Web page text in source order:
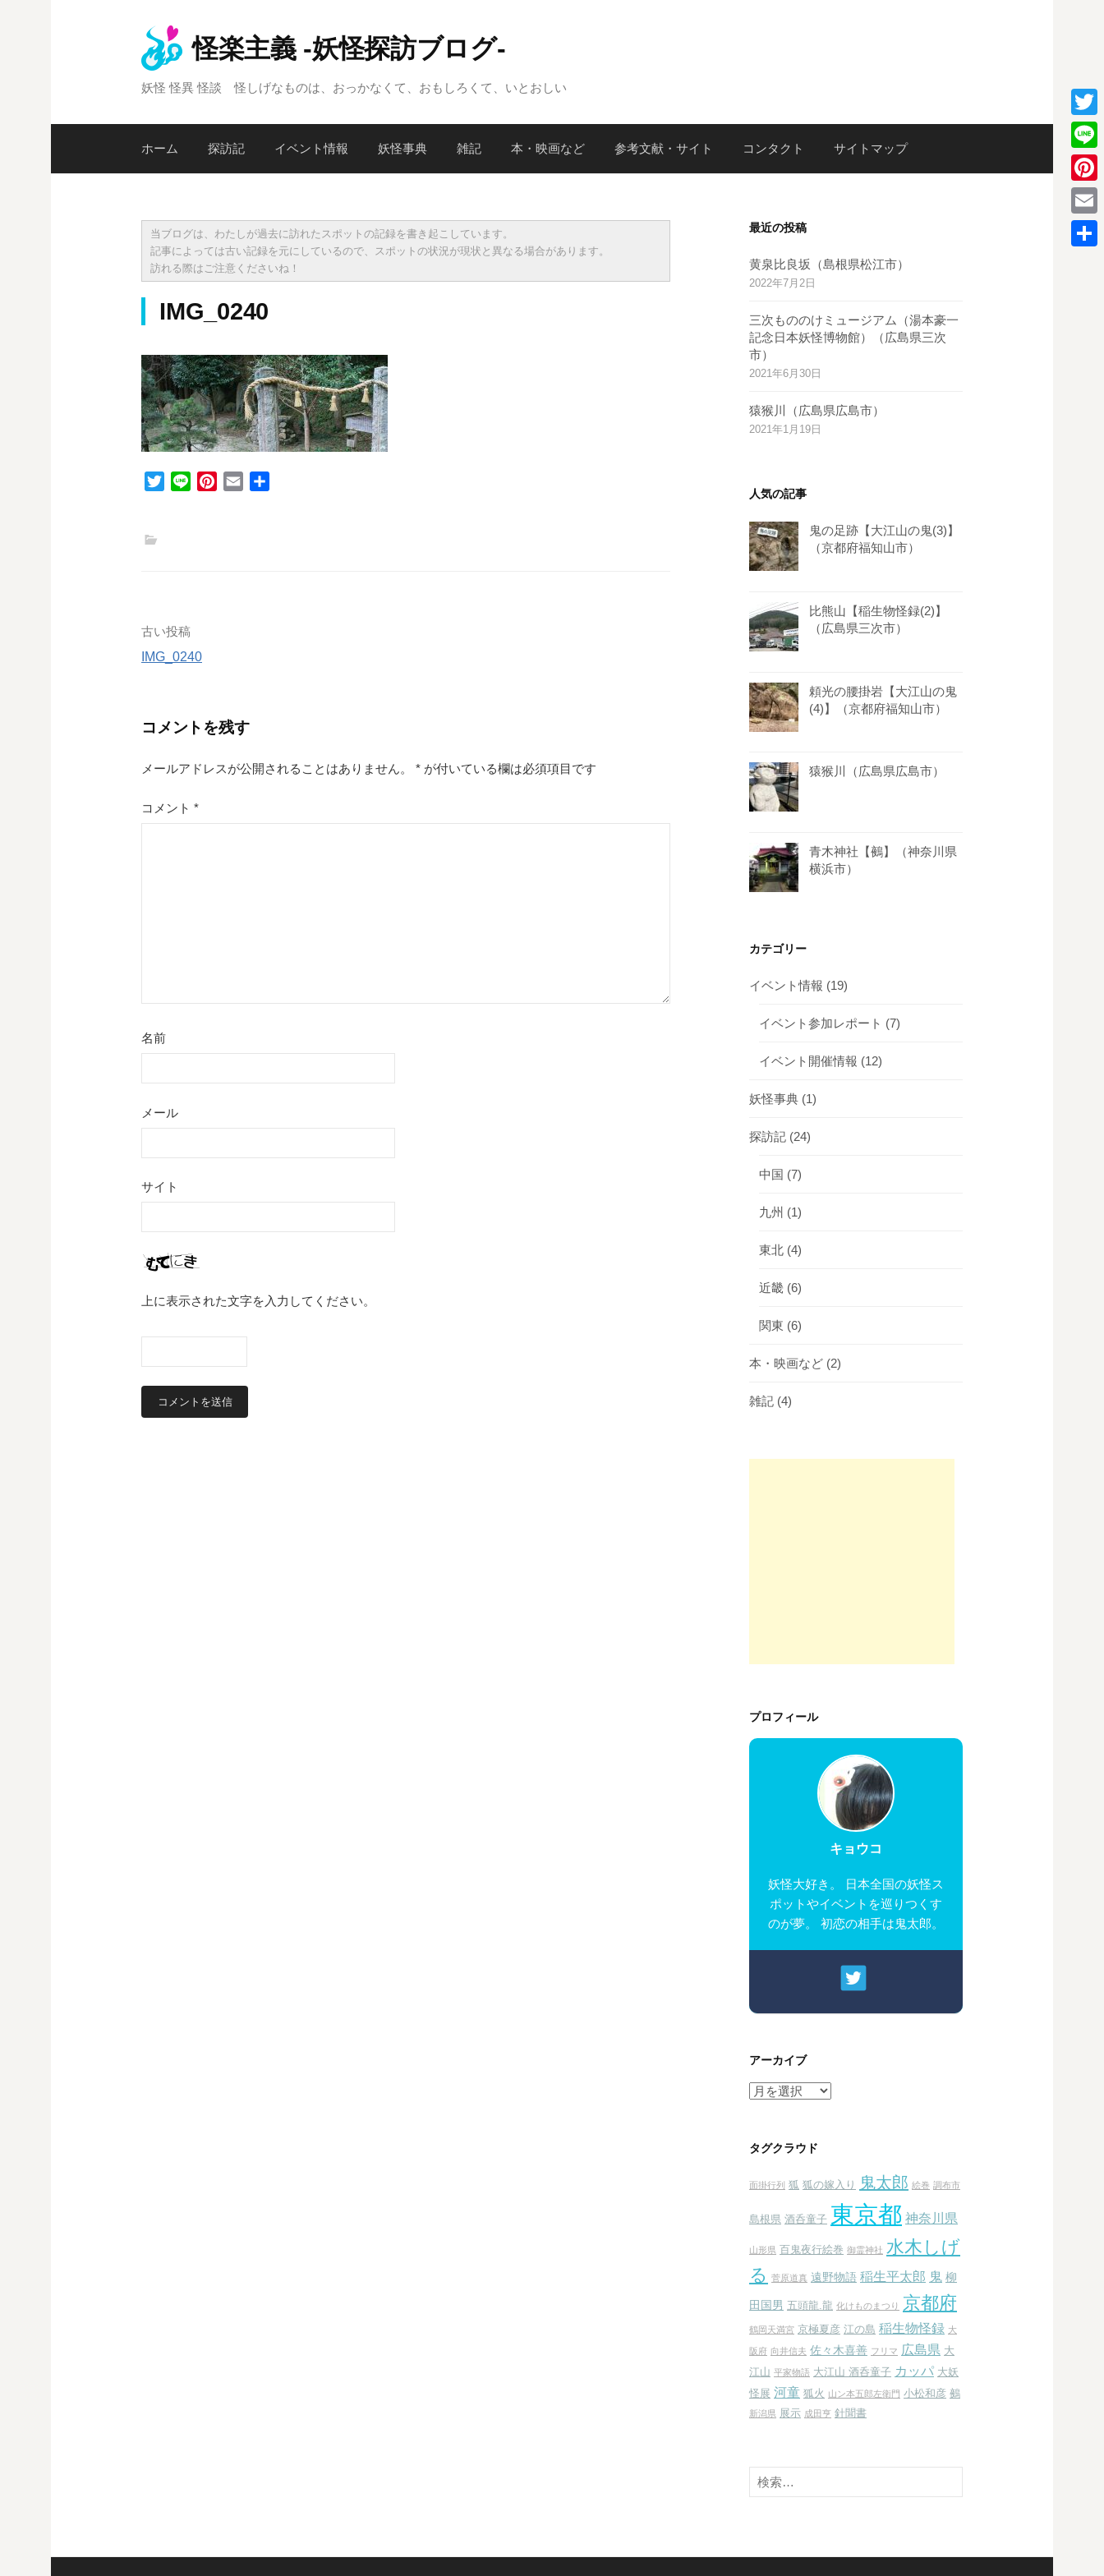
へ
怪楽主義 -妖怪探訪ブログ-
妖怪 怪異 怪談 怪しげなものは、おっかなくて、おもしろくて、いとおしい
ホーム 探訪記 イベント情報 妖怪事典 雑記 本・映画など 参考文献・サイト コンタクト サイトマップ
当ブログは、わたしが過去に訪れたスポットの記録を書き起こしています。
記事によっては古い記録を元にしているので、スポットの状況が現状と異なる場合があります。
訪れる際はご注意くださいね！
IMG_0240
投
稿
ビ
ゲ
ー
古い投稿
IMG_0240
コメントを残す
メールアドレスが公開されることはありません。 * が付いている欄は必須項目です
コメント *
名前
メール
サイト
上に表示された文字を入力してください。
最近の投稿
黄泉比良坂（島根県松江市）
2022年7月2日
三次もののけミュージアム（湯本豪一
記念日本妖怪博物館）（広島県三次
市）
2021年6月30日
猿猴川（広島県広島市）
2021年1月19日
人気の記事
鬼の足跡【大江山の鬼(3)】
（京都府福知山市）
比熊山【稲生物怪録(2)】
（広島県三次市）
頼光の腰掛岩【大江山の鬼
(4)】（京都府福知山市）
猿猴川（広島県広島市）
青木神社【鵺】（神奈川県
横浜市）
カテゴリー
イベント情報 (19)
イベント参加レポート (7)
イベント開催情報 (12)
妖怪事典 (1)
探訪記 (24)
中国 (7)
九州 (1)
東北 (4)
近畿 (6)
関東 (6)
本・映画など (2)
雑記 (4)
プロフィール
キョウコ
妖怪大好き。 日本全国の妖怪ス
ポットやイベントを巡りつくす
のが夢。 初恋の相手は鬼太郎。
アーカイブ
ア
イ
タグクラウド
面掛行列 狐 狐の嫁入り 鬼太郎 絵巻 調布市
島根県 酒呑童子 東京都 神奈川県
山形県 百鬼夜行絵巻 御霊神社 水木しげ
る
菅原道真 遠野物語 稲生平太郎 鬼 柳
田国男 五頭龍.龍 化けものまつり 京都府
鶴岡天満宮 京極夏彦 江の島 稲生物怪録 大
阪府 向井信夫 佐々木喜善 フリマ 広島県 大
江山 平家物語 大江山 酒呑童子 カッパ 大妖
怪展 河童 狐火 山ン本五郎左衛門 小松和彦 鵺
新潟県 展示 成田亨 針聞書
検
索:
T
w
i
L
i
n
e
P
i
n
E